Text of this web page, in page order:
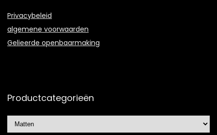
Privacybeleid
algemene voorwaarden
Gelieerde openbaarmaking
Productcategorieën